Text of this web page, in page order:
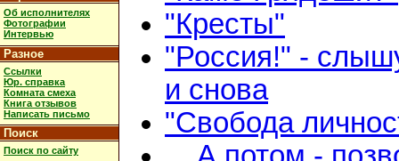
Об исполнителях
Фотографии
Интервью
Разное
Ссылки
Юр. справка
Комната смеха
Книга отзывов
Написать письмо
Поиск
Поиск по сайту
"Кресты"
"Россия!" -
и снова
"Свобода